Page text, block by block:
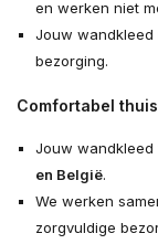
en werken niet
Jouw wandkleed
bezorging.
Comfortabel
Jouw wandkleed
en België.
We werken
zorgvuldige